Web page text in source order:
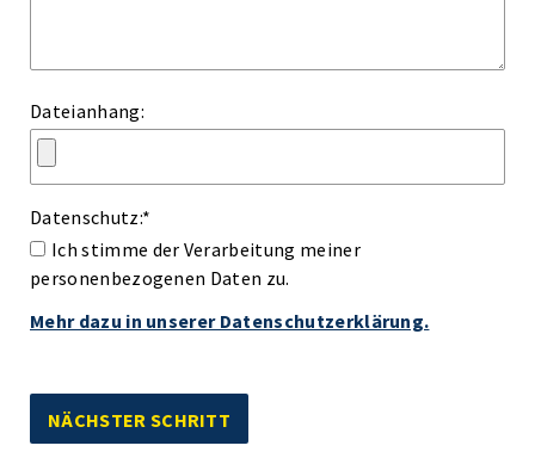
Dateianhang:
Datenschutz:*
Ich stimme der Verarbeitung meiner
personenbezogenen Daten zu.
Mehr dazu in unserer Datenschutzerklärung.